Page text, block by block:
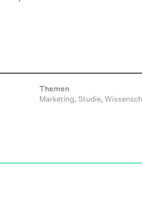
Themen
Marketing, Studie,